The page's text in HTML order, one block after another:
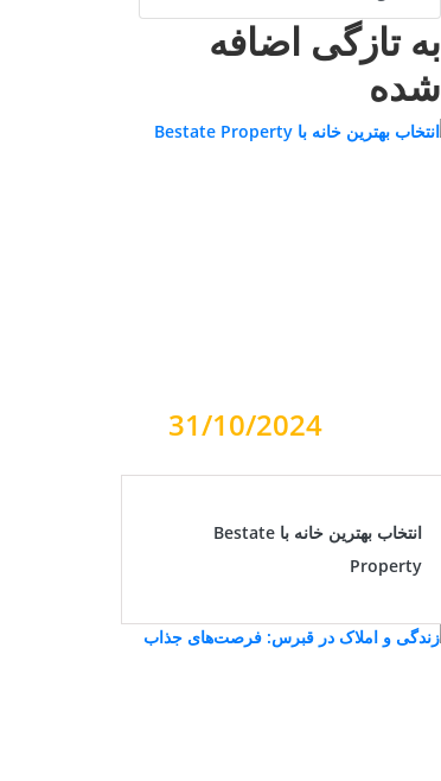
به تازگی اضافه
شده
31/10/2024
انتخاب بهترین خانه با Bestate
Property